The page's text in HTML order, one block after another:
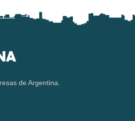
de Argentina.